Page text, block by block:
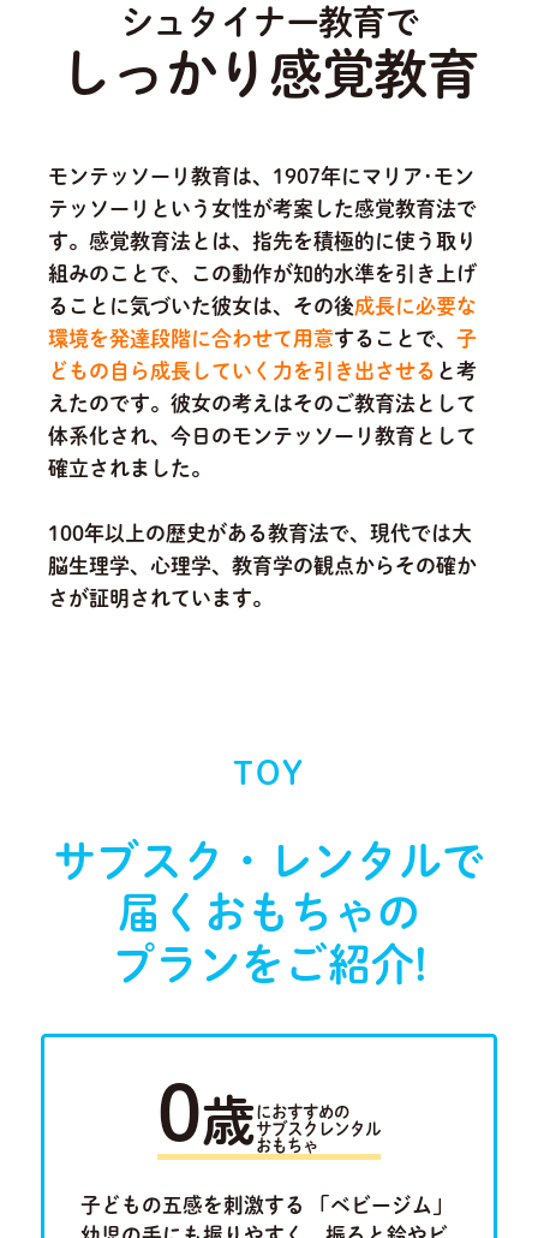
シュタイナー教育で
しっかり感覚教育
モンテッソーリ教育は、1907年にマリア･モン
テッソーリという女性が考案した感覚教育法で
す。感覚教育法とは、指先を積極的に使う取り
組みのことで、この動作が知的水準を引き上げ
ることに気づいた彼女は、その後成長に必要な
環境を発達段階に合わせて用意することで、子
どもの自ら成長していく力を引き出させる と考
えたのです。彼女の考えはそのご教育法として
体系化され、今日のモンテッソーリ教育として
確立されました。
100年以上の歴史がある教育法で、現代では大
脳生理学、心理学、教育学の観点からその確か
さが証明されています。
TOY
サブスク・レンタルで
届く おもちゃの
プランをご紹介!
0歳におすすめの
サブスクレンタル
おもちゃ
子どもの五感を刺激する 「ベビージム」